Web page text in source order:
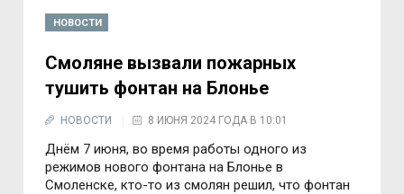
НОВОСТИ
Смоляне вызвали пожарных
тушить фонтан на Блонье
НОВОСТИ 8 ИЮНЯ 2024 ГОДА В 10:01
Днём 7 июня, во время работы одного из
режимов нового фонтана на Блонье в
Смоленске, кто-то из смолян решил, что фонтан